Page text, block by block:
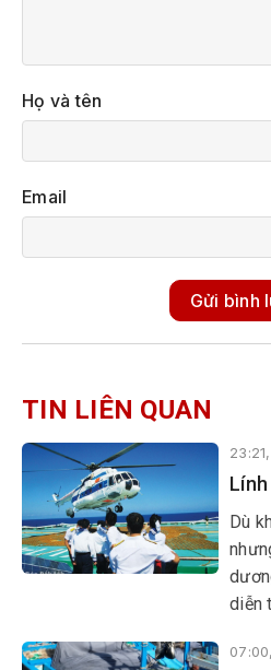
Họ và tên
Email
Gửi bình
TIN LIÊN QUAN
Dù
diễn